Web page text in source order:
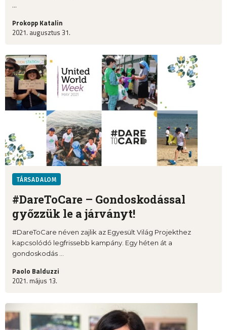
...
Prokopp Katalin
2021. augusztus 31.
TÁRSADALOM
#DareToCare – Gondoskodással
győzzük le a járványt!
#DareToCare néven zajlik az Egyesült Világ Projekthez
kapcsolódó legfrissebb kampány. Egy héten át a
gondoskodás ...
Paolo Balduzzi
2021. május 13.